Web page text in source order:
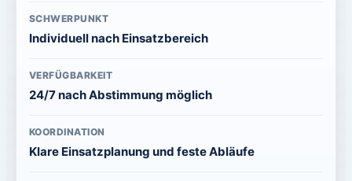
SCHWERPUNKT
Individuell nach Einsatzbereich
VERFÜGBARKEIT
24/7 nach Abstimmung möglich
KOORDINATION
Klare Einsatzplanung und feste Abläufe